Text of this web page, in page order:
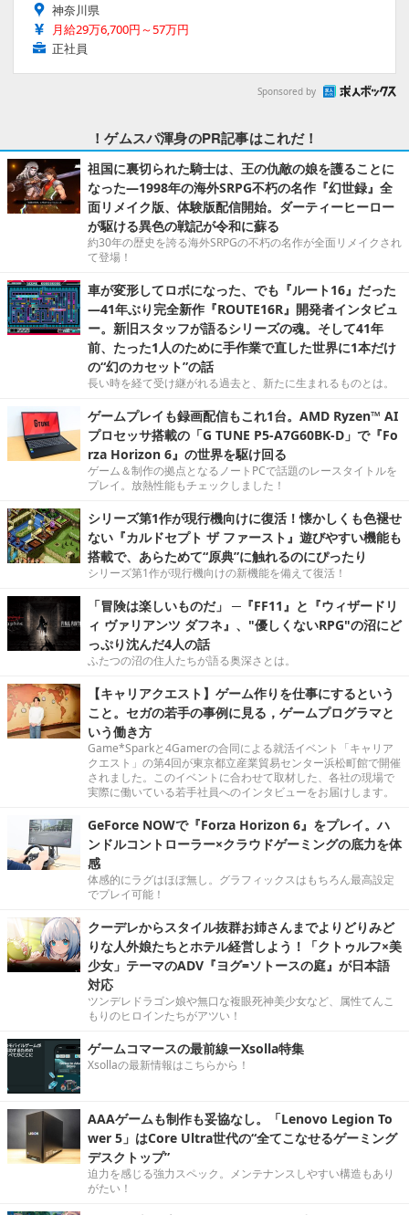
神奈川県
月給29万6,700円～57万円
正社員
Sponsored by
！ゲムスパ渾身のPR記事はこれだ！
祖国に裏切られた騎士は、王の仇敵の娘を護ることに
なった―1998年の海外SRPG不朽の名作『幻世録』全
面リメイク版、体験版配信開始。ダーティーヒーロー
が駆ける異色の戦記が令和に蘇る
約30年の歴史を誇る海外SRPGの不朽の名作が全面リメイクされ
て登場！
車が変形してロボになった、でも『ルート16』だった
―41年ぶり完全新作『ROUTE16R』開発者インタビュ
ー。新旧スタッフが語るシリーズの魂。そして41年
前、たった1人のために手作業で直した世界に1本だけ
の“幻のカセット”の話
長い時を経て受け継がれる過去と、新たに生まれるものとは。
ゲームプレイも録画配信もこれ1台。AMD Ryzen™ AI
プロセッサ搭載の「G TUNE P5-A7G60BK-D」で『Fo
rza Horizon 6』の世界を駆け回る
ゲーム＆制作の拠点となるノートPCで話題のレースタイトルを
プレイ。放熱性能もチェックしました！
シリーズ第1作が現行機向けに復活！懐かしくも色褪せ
ない『カルドセプト ザ ファースト』遊びやすい機能も
搭載で、あらためて“原典”に触れるのにぴったり
シリーズ第1作が現行機向けの新機能を備えて復活！
「冒険は楽しいものだ」 ─『FF11』と『ウィザードリ
ィ ヴァリアンツ ダフネ』、"優しくないRPG"の沼にど
っぷり沈んだ4人の話
ふたつの沼の住人たちが語る奥深さとは。
【キャリアクエスト】ゲーム作りを仕事にするという
こと。セガの若手の事例に見る，ゲームプログラマと
いう働き方
Game*Sparkと4Gamerの合同による就活イベント「キャリア
クエスト」の第4回が東京都立産業貿易センター浜松町館で開催
されました。このイベントに合わせて取材した、各社の現場で
実際に働いている若手社員へのインタビューをお届けします。
GeForce NOWで『Forza Horizon 6』をプレイ。ハ
ンドルコントローラー×クラウドゲーミングの底力を体
感
体感的にラグはほぼ無し。グラフィックスはもちろん最高設定
でプレイ可能！
クーデレからスタイル抜群お姉さんまでよりどりみど
りな人外娘たちとホテル経営しよう！「クトゥルフ×美
少女」テーマのADV『ヨグ=ソトースの庭』が日本語
対応
ツンデレドラゴン娘や無口な複眼死神美少女など、属性てんこ
もりのヒロインたちがアツい！
ゲームコマースの最前線ーXsolla特集
Xsollaの最新情報はこちらから！
AAAゲームも制作も妥協なし。「Lenovo Legion To
wer 5」はCore Ultra世代の“全てこなせるゲーミング
デスクトップ”
迫力を感じる強力スペック。メンテナンスしやすい構造もあり
がたい！